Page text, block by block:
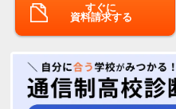
すぐに
資料請求する